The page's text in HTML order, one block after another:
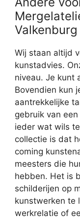
Valkenburg
Wij staan altijd
kunstadvies.
niveau. Je kunt
Bovendien kun
aantrekkelijke
gebruik van
ieder wat wils
collectie is dat
coming
meesters die
hebben. Het is
schilderijen op
kunstwerken te
werkrelatie of